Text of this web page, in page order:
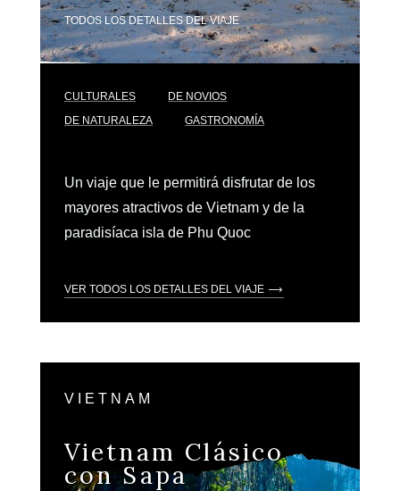
TODOS LOS DETALLES DEL VIAJE
CULTURALES DE NOVIOS
DE NATURALEZA GASTRONOMÍA
Un viaje que le permitirá disfrutar de los
mayores atractivos de Vietnam y de la
paradisíaca isla de Phu Quoc
VER TODOS LOS DETALLES DEL VIAJE
VIETNAM
Vietnam Clásico
con Sapa